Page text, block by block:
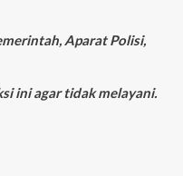
Aparat Polisi,
ini agar tidak melayani.